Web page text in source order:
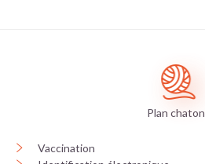
Plan chaton
Vaccination